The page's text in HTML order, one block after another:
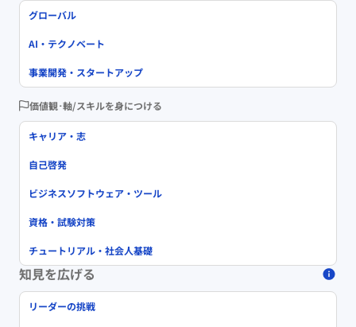
グローバル
AI・テクノベート
事業開発・スタートアップ
価値観･軸/スキルを身につける
キャリア・志
自己啓発
ビジネスソフトウェア・ツール
資格・試験対策
チュートリアル・社会人基礎
知見を広げる
リーダーの挑戦